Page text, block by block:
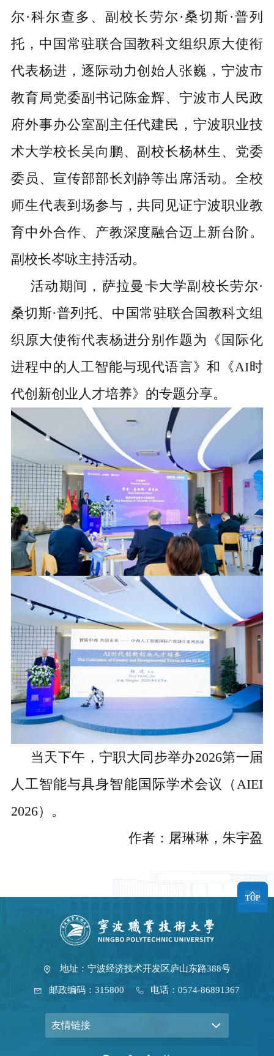
尔·科尔查多、副校长劳尔·桑切斯·普列
托，中国常驻联合国教科文组织原大使衔
代表杨进，逐际动力创始人张巍，宁波市
教育局党委副书记陈金辉、宁波市人民政
府外事办公室副主任代建民，宁波职业技
术大学校长吴向鹏、副校长杨林生、党委
委员、宣传部部长刘静等出席活动。全校
师生代表到场参与，共同见证宁波职业教
育中外合作、产教深度融合迈上新台阶。
副校长岑咏主持活动。
活动期间，萨拉曼卡大学副校长劳尔·
桑切斯·普列托、中国常驻联合国教科文组
织原大使衔代表杨进分别作题为《国际化
进程中的人工智能与现代语言》和 《AI时
代创新创业人才培养》的专题分享。
当天下午， 宁职大同步举办2026第一届
人工智能与具身智能国际学术会议（AIEI
2026）。
作者：屠琳琳，朱宇盈
TOP
地址：宁波经济技术开发区庐山东路388号
邮政编码：315800 电话：0574-86891367
友情链接